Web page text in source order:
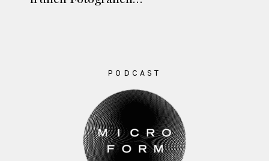
PODCAST